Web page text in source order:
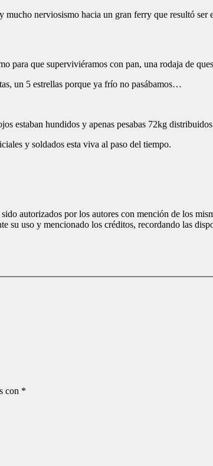
nerviosismo hacia un gran ferry que resultó ser
para que superviviéramos con pan, una rodaja de
un 5 estrellas porque ya frío no pasábamos…
estaban hundidos y apenas pesabas 72kg
y soldados esta viva al paso del tiempo.
autorizados por los autores con mención de los
uso y mencionado los créditos, recordando las
con *